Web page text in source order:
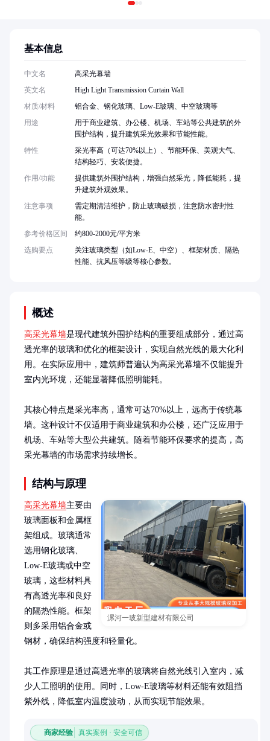
概述
高采光幕墙是现代建筑外围护结构的重要组成部分，通过高
透光率的玻璃和优化的框架设计，实现自然光线的最大化利
用。在实际应用中，建筑师普遍认为高采光幕墙不仅能提升
室内光环境，还能显著降低照明能耗。
其核心特点是采光率高，通常可达70%以上，远高于传统幕
墙。这种设计不仅适用于商业建筑和办公楼，还广泛应用于
机场、车站等大型公共建筑。随着节能环保要求的提高，高
采光幕墙的市场需求持续增长。
结构与原理
漯河一玻新型建材有限公司
高采光幕墙主要由
玻璃面板和金属框
架组成。玻璃通常
选用钢化玻璃、
Low-E玻璃或中空
玻璃，这些材料具
有高透光率和良好
的隔热性能。框架
则多采用铝合金或
钢材，确保结构强度和轻量化。
其工作原理是通过高透光率的玻璃将自然光线引入室内，减
少人工照明的使用。同时，Low-E玻璃等材料还能有效阻挡
紫外线，降低室内温度波动，从而实现节能效果。
商家经验 真实案例 · 安全可信
基本信息
中文名
高采光幕墙
英文名
High Light Transmission Curtain Wall
材质/材料
铝合金、钢化玻璃、Low-E玻璃、中空玻璃等
用途
用于商业建筑、办公楼、机场、车站等公共建筑的外
围护结构，提升建筑采光效果和节能性能。
特性
采光率高（可达70%以上）、节能环保、美观大气、
结构轻巧、安装便捷。
作用/功能
提供建筑外围护结构，增强自然采光，降低能耗，提
升建筑外观效果。
注意事项
需定期清洁维护，防止玻璃破损，注意防水密封性
能。
参考价格区间
约800-2000元/平方米
选购要点
关注玻璃类型（如Low-E、中空）、框架材质、隔热
性能、抗风压等级等核心参数。